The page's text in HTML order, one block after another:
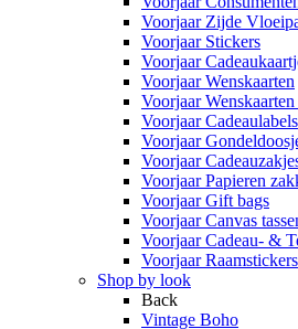
Voorjaar Zijde
Voorjaar Stickers
Voorjaar
Voorjaar Wenskaarten
Voorjaar
Voorjaar Cadeaulabels
Voorjaar
Voorjaar
Voorjaar Papieren
Voorjaar Gift bags
Voorjaar Canvas
Voorjaar Cadeau- &
Voorjaar Raamstickers
Shop by look
Back
Vintage Boho